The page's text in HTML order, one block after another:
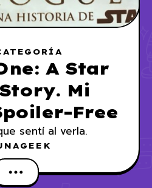
A Star
Mi
Free
sentí al verla.